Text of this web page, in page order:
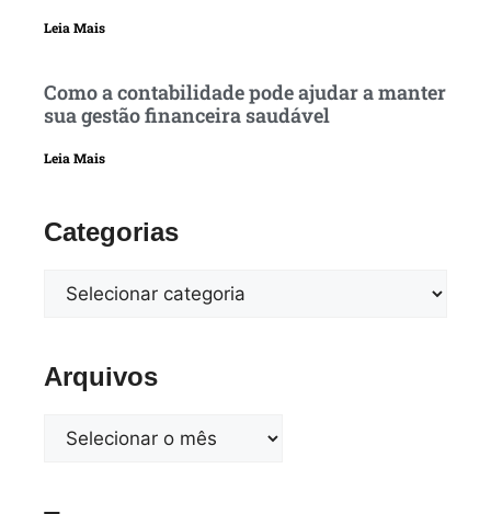
Leia Mais
Como a contabilidade pode ajudar a manter
sua gestão financeira saudável
Leia Mais
Categorias
Arquivos